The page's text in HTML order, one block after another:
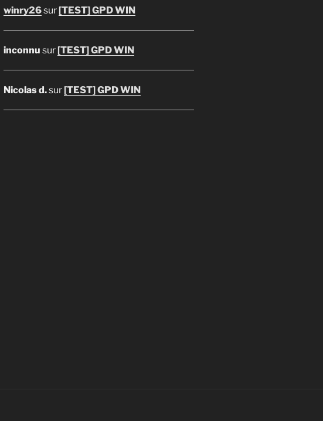
winry26sur [TEST] GPD WIN
inconnu sur [TEST] GPD WIN
Nicolas d.sur [TEST] GPD WIN